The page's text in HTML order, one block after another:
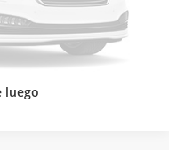
luego